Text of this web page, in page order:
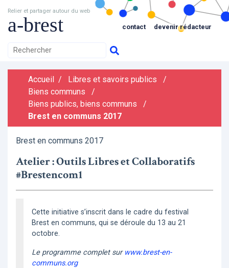
Relier et partager autour du web
a-brest contact devenir rédacteur
Accueil / Libres et savoirs publics
/
Biens communs
/
Biens publics, biens communs
/
Brest en communs 2017
Brest en communs 2017
Atelier : Outils Libres et Collaboratifs
#Brestencom1
Cette initiative s’inscrit dans le cadre du festival
Brest en communs, qui se déroule du 13 au 21
octobre.
Le programme complet sur www.brest-en-
communs.org